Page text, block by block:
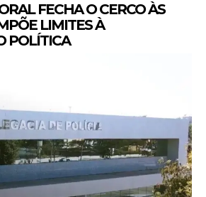
FECHA O CERCO ÀS
LIMITES À
POLÍTICA